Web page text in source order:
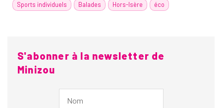
Sports individuels
Balades Hors-Isère éco
S'abonner à la newsletter de
Minizou